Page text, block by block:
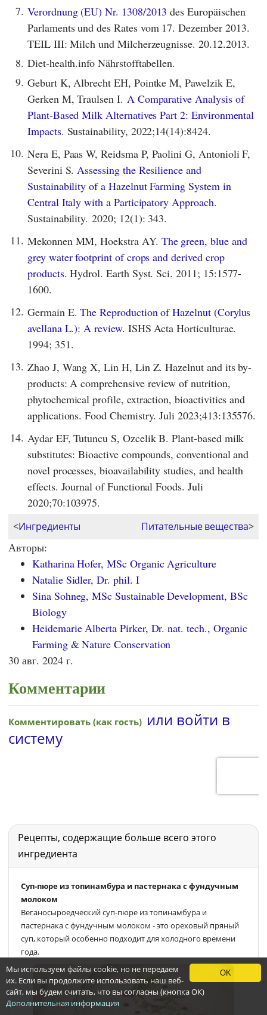
7. Verordnung (EU) Nr. 1308/2013 des Europäischen
Parlaments und des Rates vom 17. Dezember 2013.
TEIL III: Milch und Milcherzeugnisse. 20.12.2013.
8. Diet-health.info Nährstofftabellen.
9. Geburt K, Albrecht EH, Pointke M, Pawelzik E,
Gerken M, Traulsen I. A Comparative Analysis of
Plant-Based Milk Alternatives Part 2: Environmental
Impacts. Sustainability, 2022;14(14):8424.
10. Nera E, Paas W, Reidsma P, Paolini G, Antonioli F,
Severini S.Assessing the Resilience and
Sustainability of a Hazelnut Farming System in
Central Italy with a Participatory Approach.
Sustainability. 2020; 12(1): 343.
11. Mekonnen MM, Hoekstra AY. The green, blue and
grey water footprint of crops and derived crop
products. Hydrol. Earth Syst. Sci. 2011; 15:1577-
1600.
12. Germain E.The Reproduction of Hazelnut (Corylus
avellana L.): A review. ISHS Acta Horticulturae.
1994; 351.
13. Zhao J, Wang X, Lin H, Lin Z. Hazelnut and its by-
products: A comprehensive review of nutrition,
phytochemical profile, extraction, bioactivities and
applications. Food Chemistry. Juli 2023;413:135576.
14. Aydar EF, Tutuncu S, Ozcelik B. Plant-based milk
substitutes: Bioactive compounds, conventional and
novel processes, bioavailability studies, and health
effects. Journal of Functional Foods. Juli
2020;70:103975.
<Ингредиенты Питательные вещества>
Авторы:
Katharina Hofer, MSc Organic Agriculture
Natalie Sidler, Dr. phil. I
Sina Sohneg, MSc Sustainable Development, BSc
Biology
Heidemarie Alberta Pirker, Dr. nat. tech., Organic
Farming & Nature Conservation
30 авг. 2024 г.
Комментарии
Рецепты, содержащие больше всего этого
ингредиента
Суп-пюре из топинамбура и пастернака с фундучным
молоком
Веганосыроедческий суп-пюре из топинамбура и
пастернака с фундучным молоком - это ореховый пряный
суп, который особенно подходит для холодного времени
года.
OK
Мы используем файлы cookie, но не передаем
их. Если вы продолжите использовать наш веб-
сайт, мы будем считать, что вы согласны (кнопка ОК)
Дополнительная информация